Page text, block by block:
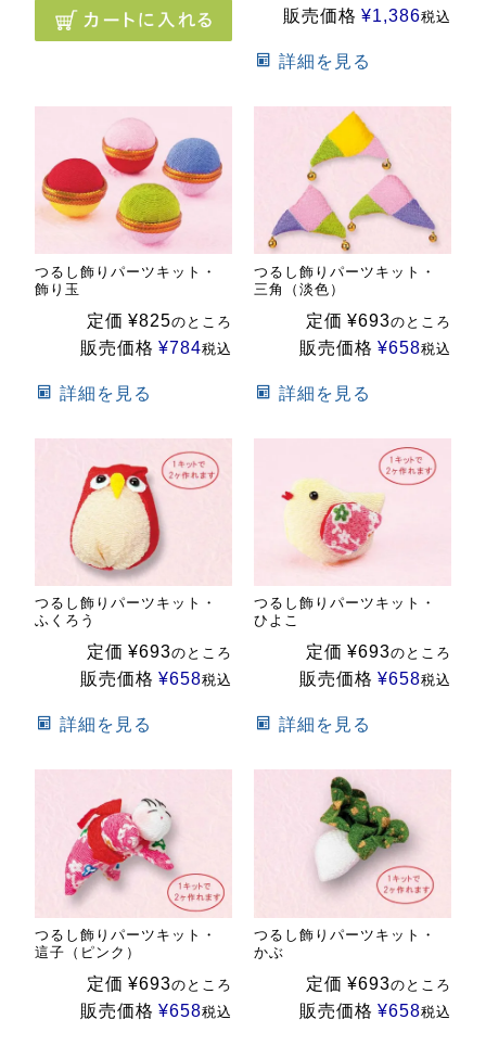
販売価格 ¥1,386税込
詳細を見る
つるし飾りパーツキット・
飾り玉
定価 ¥825のところ
販売価格 ¥784税込
詳細を見る
つるし飾りパーツキット・
三角（淡色）
定価 ¥693のところ
販売価格 ¥658税込
詳細を見る
つるし飾りパーツキット・
ふくろう
定価 ¥693のところ
販売価格 ¥658税込
詳細を見る
つるし飾りパーツキット・
ひよこ
定価 ¥693のところ
販売価格 ¥658税込
詳細を見る
つるし飾りパーツキット・
這子（ピンク）
定価 ¥693のところ
販売価格 ¥658税込
つるし飾りパーツキット・
かぶ
定価 ¥693のところ
販売価格 ¥658税込